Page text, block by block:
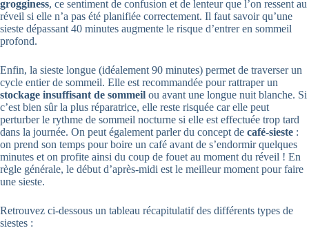
grogginess, ce sentiment de confusion et de lenteur que l’on ressent au
réveil si elle n’a pas été planifiée correctement. Il faut savoir qu’une
sieste dépassant 40 minutes augmente le risque d’entrer en sommeil
profond.
Enfin, la sieste longue (idéalement 90 minutes) permet de traverser un
cycle entier de sommeil. Elle est recommandée pour rattraper un
stockage insuffisant de sommeil ou avant une longue nuit blanche. Si
c’est bien sûr la plus réparatrice, elle reste risquée car elle peut
perturber le rythme de sommeil nocturne si elle est effectuée trop tard
dans la journée. On peut également parler du concept de café-sieste :
on prend son temps pour boire un café avant de s’endormir quelques
minutes et on profite ainsi du coup de fouet au moment du réveil ! En
règle générale, le début d’après-midi est le meilleur moment pour faire
une sieste.
Retrouvez ci-dessous un tableau récapitulatif des différents types de
siestes :